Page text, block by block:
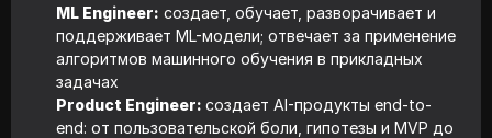
ML Engineer: создает, обучает, разворачивает и
поддерживает ML-модели; отвечает за применение
алгоритмов машинного обучения в прикладных
задачах
Product Engineer: создает AI-продукты end-to-
end: от пользовательской боли, гипотезы и MVP до